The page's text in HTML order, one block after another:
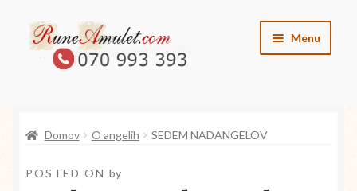
Skip
to
navigation
Skip
to
content
Menu
O angelih
O vilincih
Domov O angelih SEDEM NADANGELOV
POSTED ON by